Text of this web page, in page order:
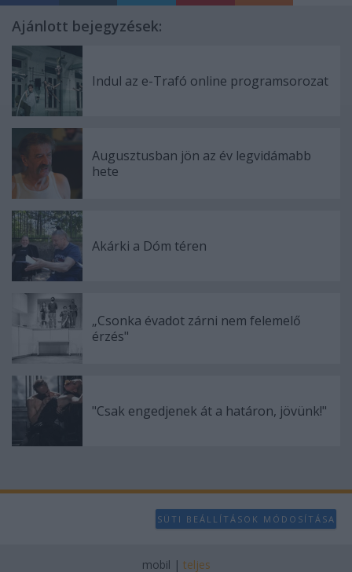
Ajánlott bejegyzések:
Indul az e-Trafó online programsorozat
Augusztusban jön az év legvidámabb
hete
Akárki a Dóm téren
„Csonka évadot zárni nem felemelő
érzés"
"Csak engedjenek át a határon, jövünk!"
SÜTI BEÁLLÍTÁSOK MÓDOSÍTÁSA
mobil | teljes